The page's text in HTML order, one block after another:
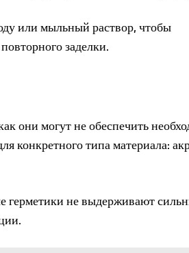
или мыльный раствор, чтобы
заделки.
они могут не обеспечить
конкретного типа материала:
герметики не выдерживают